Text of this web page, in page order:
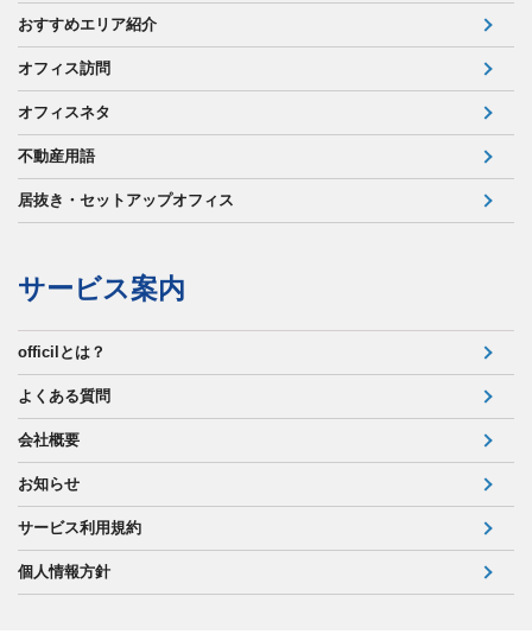
おすすめエリア紹介
オフィス訪問
オフィスネタ
不動産用語
居抜き・セットアップオフィス
サービス案内
officilとは？
よくある質問
会社概要
お知らせ
サービス利用規約
個人情報方針